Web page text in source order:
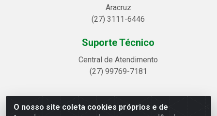
O nosso site coleta cookies próprios e de
Aracruz
(27) 3111-6446
Suporte Técnico
Central de Atendimento
(27) 99769-7181
Linhavix Distribuidora LTDA - Avenida Alegre, 2521 -